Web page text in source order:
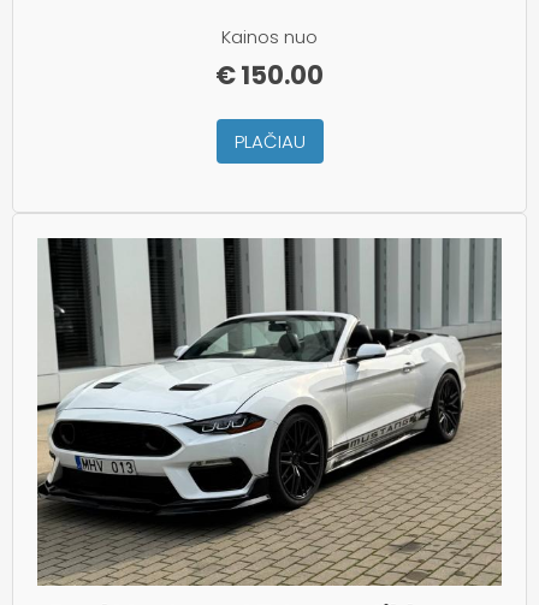
Kainos nuo
€150.00
PLAČIAU